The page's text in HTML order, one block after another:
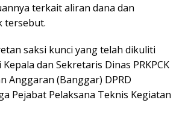
terkait aliran dana dan
tersebut.
saksi kunci yang telah dikuliti
dan Sekretaris Dinas PRKPCK
Anggaran (Banggar) DPRD
Pejabat Pelaksana Teknis Kegiatan